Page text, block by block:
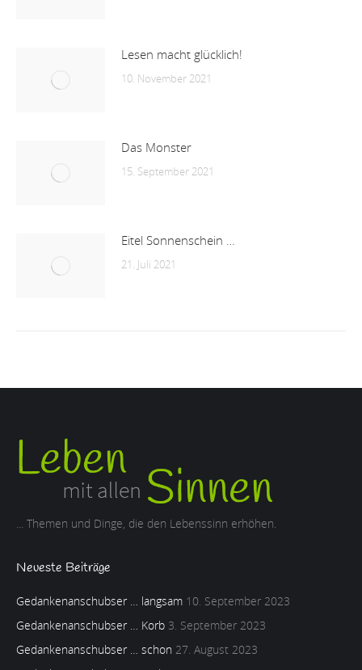
Lesen macht glücklich!
10. November 2021
Das Monster
15. September 2021
Eitel Sonnenschein …
21. Juli 2021
... Themen und Dinge, die den Lebenssinn erhöhen.
Neueste Beiträge
Gedankenanschubser … langsam 10. September 2023
Gedankenanschubser … Korb 3. September 2023
Gedankenanschubser … schon 27. August 2023